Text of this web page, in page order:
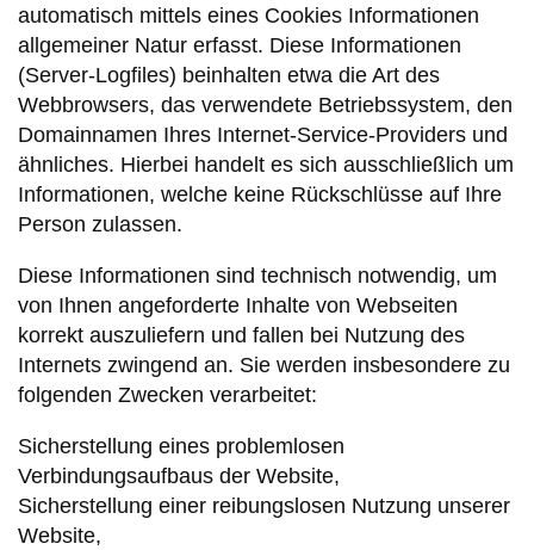
automatisch mittels eines Cookies Informationen
allgemeiner Natur erfasst. Diese Informationen
(Server-Logfiles) beinhalten etwa die Art des
Webbrowsers, das verwendete Betriebssystem, den
Domainnamen Ihres Internet-Service-Providers und
ähnliches. Hierbei handelt es sich ausschließlich um
Informationen, welche keine Rückschlüsse auf Ihre
Person zulassen.
Diese Informationen sind technisch notwendig, um
von Ihnen angeforderte Inhalte von Webseiten
korrekt auszuliefern und fallen bei Nutzung des
Internets zwingend an. Sie werden insbesondere zu
folgenden Zwecken verarbeitet:
Sicherstellung eines problemlosen
Verbindungsaufbaus der Website,
Sicherstellung einer reibungslosen Nutzung unserer
Website,